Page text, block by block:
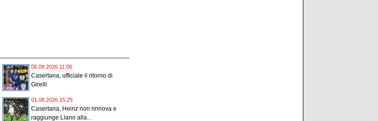
06.08.2026 11:06
Casertana, ufficiale il ritorno di
Girelli
01.08.2026 15:25
Casertana, Heinz non rinnova e
raggiunge Llano alla...